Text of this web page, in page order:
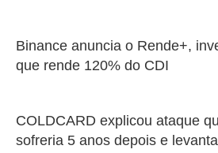
Binance anuncia o Rende+,
que rende 120% do CDI
COLDCARD explicou ataque
sofreria 5 anos depois e